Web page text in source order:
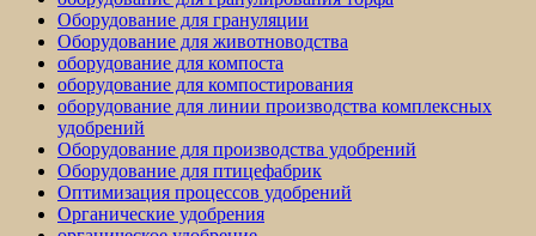
Оборудование для грануляции
Оборудование для животноводства
оборудование для компоста
оборудование для компостирования
оборудование для линии производства комплексных
удобрений
Оборудование для производства удобрений
Оборудование для птицефабрик
Оптимизация процессов удобрений
Органические удобрения